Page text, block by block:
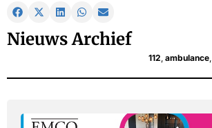
Nieuws Archief
112, ambulance,